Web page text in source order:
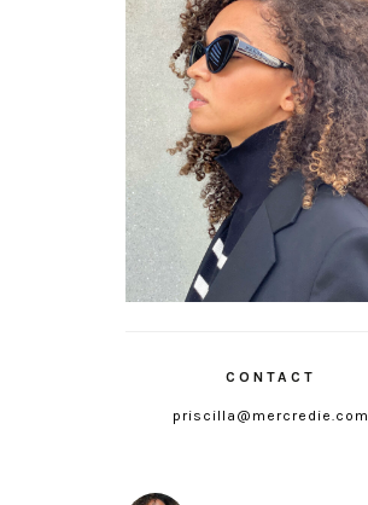
CONTACT
priscilla@mercredie.com